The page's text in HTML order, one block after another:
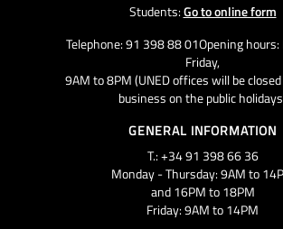
Students:Go to online form
Telephone: 91 398 88 01Opening
Friday,
9AM to 8PM (UNED offices will be
business on the public
GENERAL INFORMATION
T.: +34 91 398 66 36
Monday - Thursday: 9AM to
and 16PM to 18PM
Friday: 9AM to 14PM